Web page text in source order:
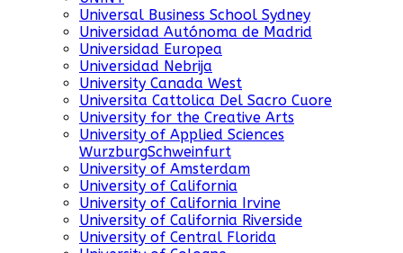
Universal Business School Sydney
Universidad Autónoma de Madrid
Universidad Europea
Universidad Nebrija
University Canada West
Universita Cattolica Del Sacro Cuore
University for the Creative Arts
University of Applied Sciences
WurzburgSchweinfurt
University of Amsterdam
University of California
University of California Irvine
University of California Riverside
University of Central Florida